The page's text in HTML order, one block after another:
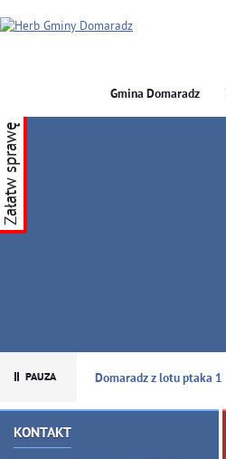
GMINA DOMARADZ
Gmina Domaradz
Domaradz z lotu ptaka 1
KONTAKT
Załatw sprawę